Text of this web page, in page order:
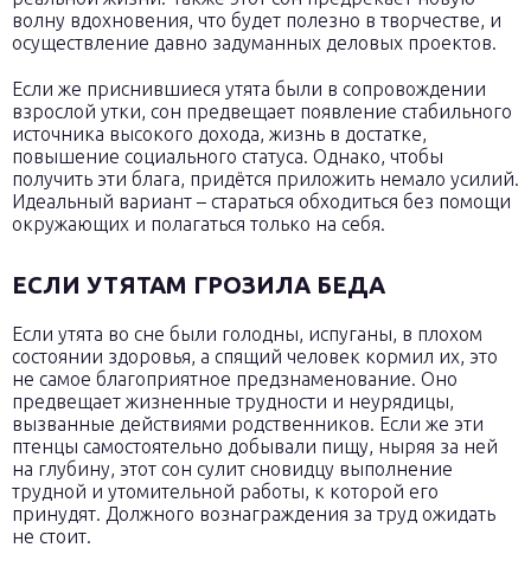
волну вдохновения, что будет полезно в творчестве, и
осуществление давно задуманных деловых проектов.
Если же приснившиеся утята были в сопровождении
взрослой утки, сон предвещает появление стабильного
источника высокого дохода, жизнь в достатке,
повышение социального статуса. Однако, чтобы
получить эти блага, придётся приложить немало усилий.
Идеальный вариант – стараться обходиться без помощи
окружающих и полагаться только на себя.
ЕСЛИ УТЯТАМ ГРОЗИЛА БЕДА
Если утята во сне были голодны, испуганы, в плохом
состоянии здоровья, а спящий человек кормил их, это
не самое благоприятное предзнаменование. Оно
предвещает жизненные трудности и неурядицы,
вызванные действиями родственников. Если же эти
птенцы самостоятельно добывали пищу, ныряя за ней
на глубину, этот сон сулит сновидцу выполнение
трудной и утомительной работы, к которой его
принудят. Должного вознаграждения за труд ожидать
не стоит.